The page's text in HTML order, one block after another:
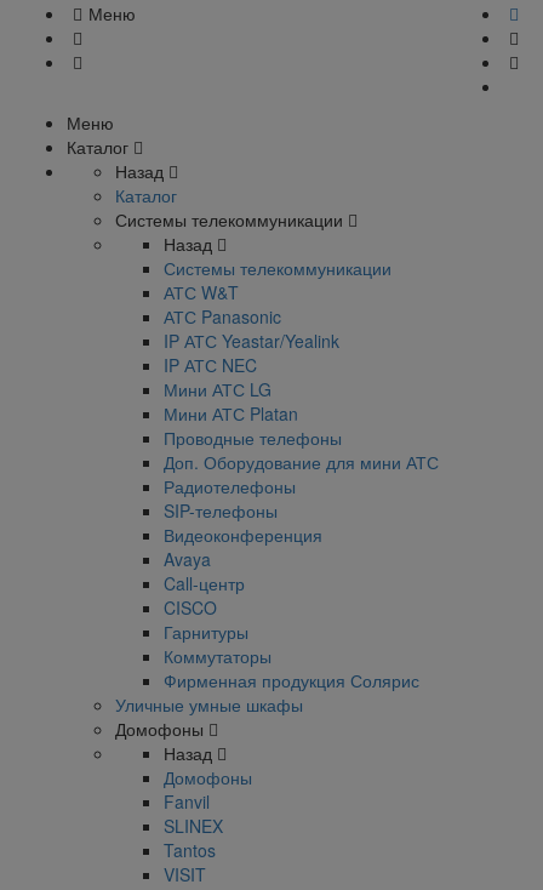
Меню
Меню
Каталог
Назад
Каталог
Системы телекоммуникации
Назад
Системы телекоммуникации
АТС W&T
АТС Panasonic
IP АТС Yeastar/Yealink
IP АТС NEC
Мини АТС LG
Мини АТС Platan
Проводные телефоны
Доп. Оборудование для мини АТС
Радиотелефоны
SIP-телефоны
Видеоконференция
Avaya
Call-центр
CISCO
Гарнитуры
Коммутаторы
Фирменная продукция Солярис
Уличные умные шкафы
Домофоны
Назад
Домофоны
Fanvil
SLINEX
Tantos
VISIT